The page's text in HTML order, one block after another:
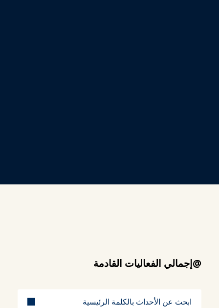
@إجمالي الفعاليات القادمة